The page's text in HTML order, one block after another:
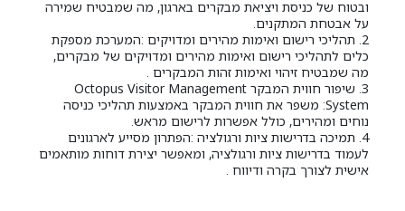
ובטוח של כניסת ויציאת מבקרים בארגון, מה שמבטיח שמירה
על אבטחת המתקנים.
2. תהליכי רישום ואימות מהירים ומדויקים :המערכת מספקת
כלים לתהליכי רישום ואימות מהירים ומדויקים של מבקרים,
מה שמבטיח זיהוי ואימות זהות המבקרים .
3. שיפור חווית המבקר Octopus Visitor Management
System: משפר את חווית המבקר באמצעות תהליכי כניסה
נוחים ומהירים, כולל אפשרות לרישום מראש.
4. תמיכה בדרישות ציות ורגולציה :הפתרון מסייע לארגונים
לעמוד בדרישות ציות ורגולציה, ומאפשר יצירת דוחות מותאמים
אישית לצורך בקרה ודיווח .